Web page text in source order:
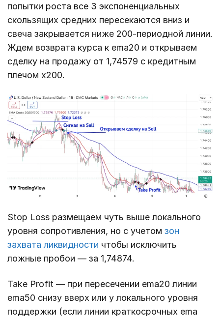
попытки роста все 3 экспоненциальных
скользящих средних пересекаются вниз и
свеча закрывается ниже 200-периодной линии.
Ждем возврата курса к ema20 и открываем
сделку на продажу от 1,74579 с кредитным
плечом х200.
Stop Loss размещаем чуть выше локального
уровня сопротивления, но с учетом зон
захвата ликвидности чтобы исключить
ложные пробои — за 1,74874.
Take Profit — при пересечении ema20 линии
ema50 снизу вверх или у локального уровня
поддержки (если линии краткосрочных ema